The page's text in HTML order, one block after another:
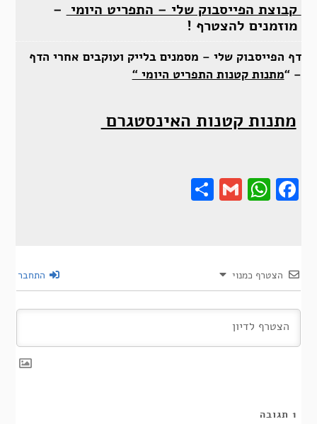
קבוצת הפייסבוק שלי – התפריט היומי –
מוזמנים להצטרף !
דף הפייסבוק שלי – מסמנים בלייק ועוקבים אחרי הדף
– “מתנות קטנות התפריט היומי “
מתנות קטנות האינסטגרם
Gmail
Share
הצטרף כמנוי התחבר
1 תגובה